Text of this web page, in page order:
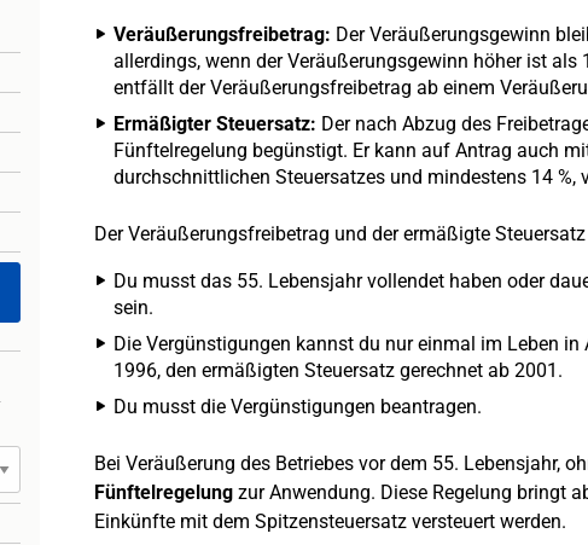
Veräußerungsfreibetrag: Der Veräußerungsgewinn
allerdings, wenn der Veräußerungsgewinn höher ist
entfällt der Veräußerungsfreibetrag ab einem
Ermäßigter Steuersatz: Der nach Abzug des
Fünftelregelung begünstigt. Er kann auf Antrag auch
durchschnittlichen Steuersatzes und mindestens 14 %,
Der Veräußerungsfreibetrag und der ermäßigte
Du musst das 55. Lebensjahr vollendet haben oder
sein.
Die Vergünstigungen kannst du nur einmal im Leben
1996, den ermäßigten Steuersatz gerechnet ab 2001.
Du musst die Vergünstigungen beantragen.
Bei Veräußerung des Betriebes vor dem 55. Lebensjahr,
Fünftelregelungzur Anwendung. Diese Regelung bringt
Einkünfte mit dem Spitzensteuersatz versteuert werden.